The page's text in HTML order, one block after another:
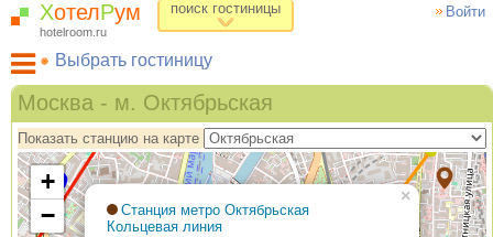
Войти
ХотелРум
hotelroom.ru
поиск гостиницы
Выбрать гостиницу
Гостиницы на карте Москвы
Гостиницы по метро
ХотелРум рекомендует
Москва - м. Октябрьская
Показать станцию на карте
Станция метро Октябрьская
Кольцевая линия
×
+
−